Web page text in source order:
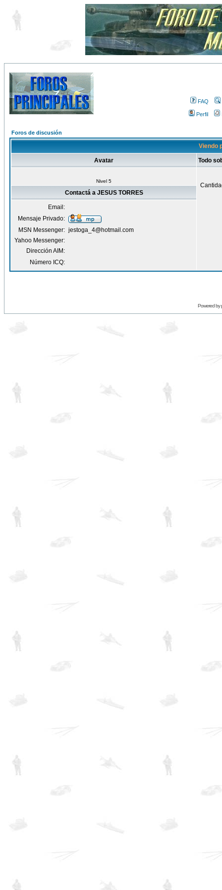
FAQ
Perfil
Foros de discusión
Viendo
Avatar Todo
Nivel 5
Contactá a JESUS TORRES
Email:
Mensaje Privado:
MSN Messenger: jestoga_4@hotmail.com
Yahoo Messenger:
Dirección AIM:
Número ICQ:
Powered by